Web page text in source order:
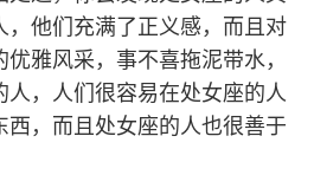
他们充满了正义感，而且对
雅风采，事不喜拖泥带水，
，人们很容易在处女座的人
，而且处女座的人也很善于